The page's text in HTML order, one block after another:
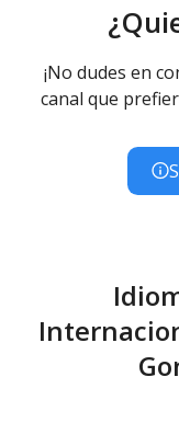
¡No dudes en
canal que